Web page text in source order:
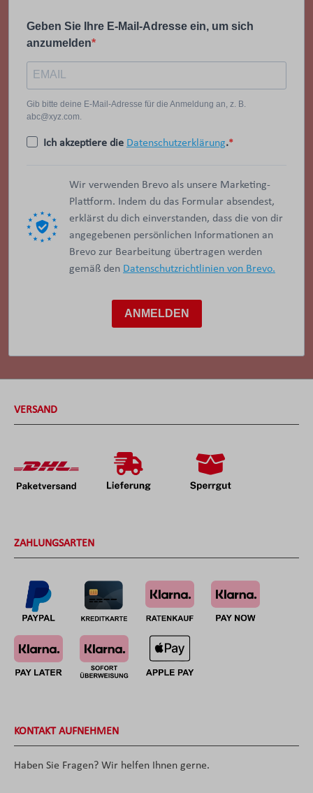
Geben Sie Ihre E-Mail-Adresse ein, um sich
anzumelden
Gib bitte deine E-Mail-Adresse für die Anmeldung an, z. B.
abc@xyz.com.
Ich akzeptiere die Datenschutzerklärung.
Wir verwenden Brevo als unsere Marketing-
Plattform. Indem du das Formular absendest,
erklärst du dich einverstanden, dass die von dir
angegebenen persönlichen Informationen an
Brevo zur Bearbeitung übertragen werden
gemäß den Datenschutzrichtlinien von Brevo.
ANMELDEN
VERSAND
ZAHLUNGSARTEN
KONTAKT AUFNEHMEN
Haben Sie Fragen? Wir helfen Ihnen gerne.